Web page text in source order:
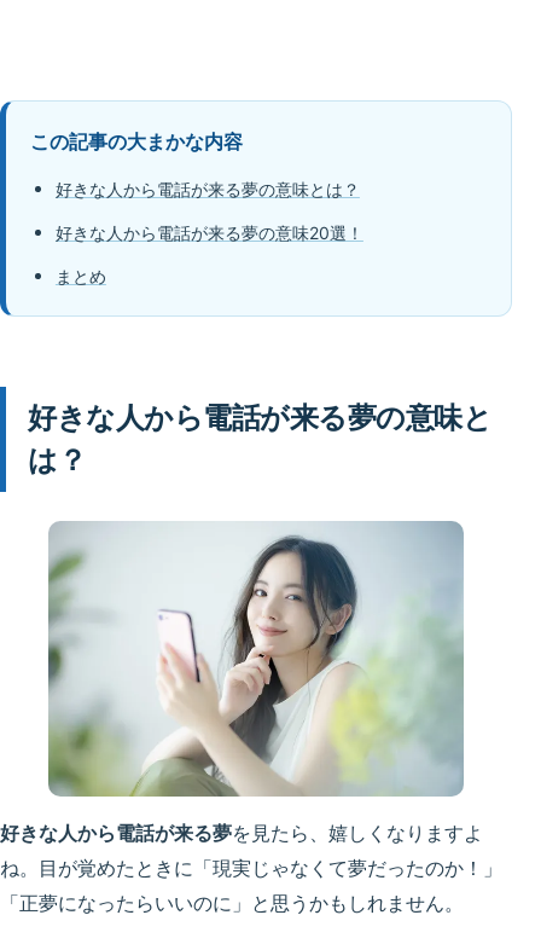
この記事の大まかな内容
好きな人から電話が来る夢の意味とは？
好きな人から電話が来る夢の意味20選！
まとめ
好きな人から電話が来る夢の意味と
は？
好きな人から電話が来る夢を見たら、嬉しくなりますよ
ね。目が覚めたときに「現実じゃなくて夢だったのか！」
「正夢になったらいいのに」と思うかもしれません。